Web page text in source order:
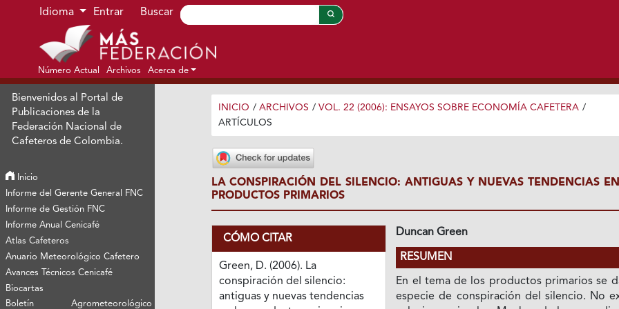
Ir al menú de navegación principal
Ir al contenido principal
Ir al pie de página del sitio
Idioma Entrar Buscar
Número Actual Archivos Acerca de
Bienvenidos al Portal de
Publicaciones de la
Federación Nacional de
Cafeteros de Colombia.
Inicio
Informe del Gerente General FNC
Informe de Gestión FNC
Informe Anual Cenicafé
Atlas Cafeteros
Anuario Meteorológico Cafetero
Avances Técnicos Cenicafé
Biocartas
Boletín Agrometeorológico
INICIO / ARCHIVOS / VOL. 22 (2006): ENSAYOS SOBRE ECONOMÍA CAFETERA /
ARTÍCULOS
LA CONSPIRACIÓN DEL SILENCIO: ANTIGUAS Y NUEVAS TENDENCIAS
PRODUCTOS PRIMARIOS
CÓMO CITAR
Green, D. (2006). La
conspiración del silencio:
antiguas y nuevas tendencias
Duncan Green
RESUMEN
En el tema de los productos primarios se
especie de conspiración del silencio. No